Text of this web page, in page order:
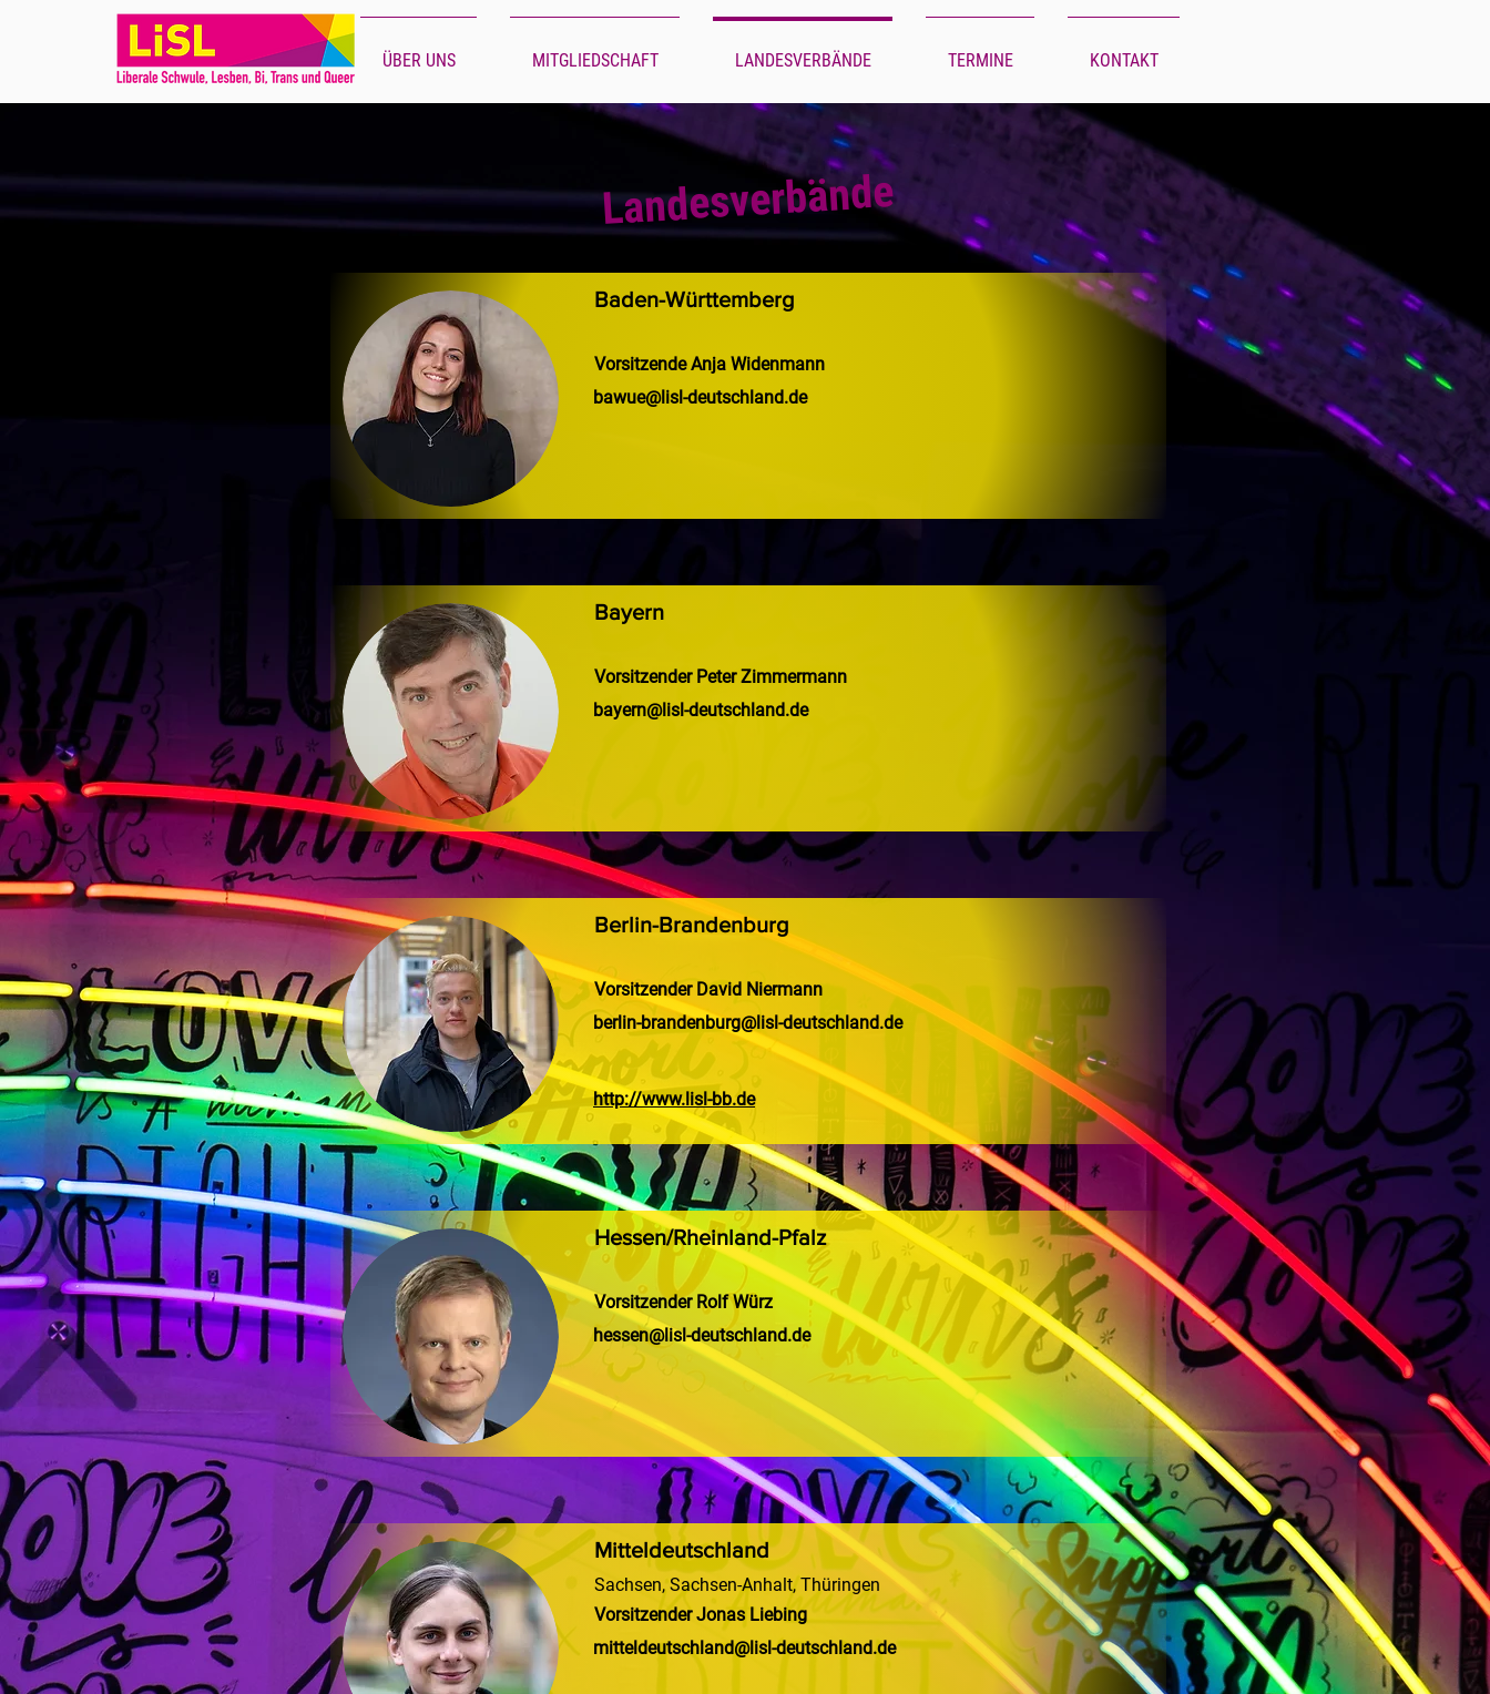
ÜBER UNS MITGLIEDSCHAFT LANDESVERBÄNDE TERMINE KONTAKT
Landesverbände
Baden-Württemberg
Vorsitzende Anja Widenmann
bawue@lisl-deutschland.de
Bayern
Vorsitzender Peter Zimmermann
bayern@lisl-deutschland.de
Berlin-Brandenburg
Vorsitzender David Niermann
berlin-brandenburg@lisl-deutschland.de
http://www.lisl-bb.de
Hessen/Rheinland-Pfalz
Vorsitzender Rolf Würz
hessen@lisl-deutschland.de
Mitteldeutschland
Sachsen, Sachsen-Anhalt, Thüringen
Vorsitzender Jonas Liebing
mitteldeutschland@lisl-deutschland.de